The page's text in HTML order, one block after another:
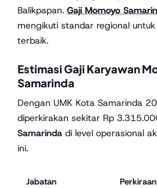
Balikpapan. Gaji Momoyo
mengikuti standar regional
terbaik.
Estimasi Gaji Karyawan
Samarinda
Dengan UMK Kota Samarinda
diperkirakan sekitar Rp
Samarinda di level operasional
ini.
Jabatan